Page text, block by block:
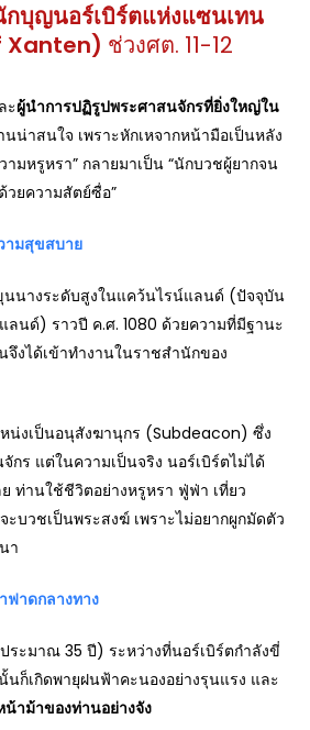
กบุญนอร์เบิร์ตแห่งแซนเทน
Xanten) ช่วงศต. 11-12
ะผู้นำการปฏิรูปพระศาสนจักรที่ยิ่งใหญ่ใน
น่าสนใจ เพราะหักเหจากหน้ามือเป็นหลัง
ามหรูหรา” กลายมาเป็น “นักบวชผู้ยากจน
วยความสัตย์ซื่อ”
ามสุขสบาย
นนางระดับสูงในแคว้นไรน์แลนด์ (ปัจจุบัน
ลนด์) ราวปี ค.ศ. 1080 ด้วยความที่มีฐานะ
งได้เข้าทำงานในราชสำนักของ
น่งเป็นอนุสังฆานุกร (Subdeacon) ซึ่ง
กร แต่ในความเป็นจริง นอร์เบิร์ตไม่ได้
ท่านใช้ชีวิตอย่างหรูหรา ฟู่ฟ่า เที่ยว
บวชเป็นพระสงฆ์ เพราะไม่อยากผูกมัดตัว
า
ฟาดกลางทาง
ระมาณ 35 ปี) ระหว่างที่นอร์เบิร์ตกำลังขี่
นก็เกิดพายุฝนฟ้าคะนองอย่างรุนแรง และ
าม้าของท่านอย่างจัง